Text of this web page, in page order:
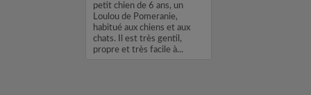
petit chien de 6 ans, un
Loulou de Pomeranie,
habitué aux chiens et aux
chats. Il est très gentil,
propre et très facile à...